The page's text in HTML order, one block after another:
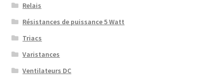
Relais
Résistances de puissance 5 Watt
Triacs
Varistances
Ventilateurs DC